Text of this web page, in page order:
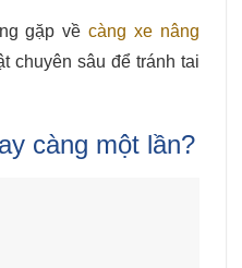
gặp vềcàng xe nâng
chuyên sâu để tránh tai
càng một lần?